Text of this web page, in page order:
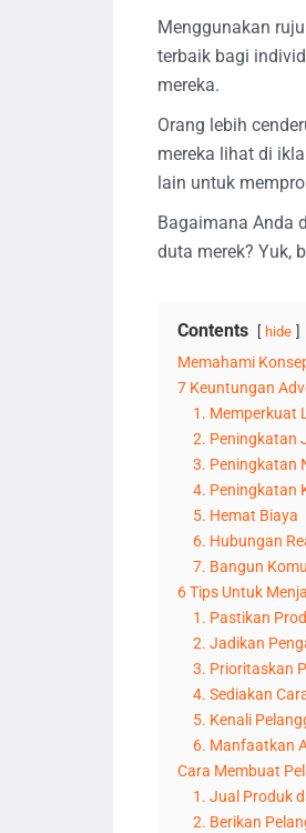
Menggunakan
terbaik bagi
mereka.
Orang lebih
mereka lihat di
lain untuk
Bagaimana Anda
duta merek? Yuk,
Contents hide
Memahami
7 Keuntungan
1. Memperkuat
2. Peningkatan
3. Peningkatan
4. Peningkatan
5. Hemat Biaya
6. Hubungan
7. Bangun
6 Tips Untuk
1. Pastikan
2. Jadikan
3. Prioritaskan
4. Sediakan
5. Kenali
6. Manfaatkan
Cara Membuat
1. Jual Produk
2. Berikan